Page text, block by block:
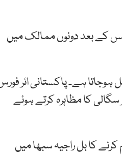
جس کے بعد دونوں ممالک میں
ہوجاتا ہے۔ پاکستانی ائر
سگالی کا مظاہرہ کرتے ہوئے
امیت شاہ نے آئین کے آرٹیکل 370 کی شق ختم کرنے کا بل راجیہ سبھا میں